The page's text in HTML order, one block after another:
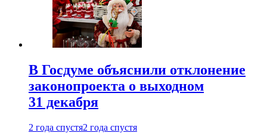
В Госдуме объяснили отклонение
законопроекта о выходном
31 декабря
2 года спустя2 года спустя